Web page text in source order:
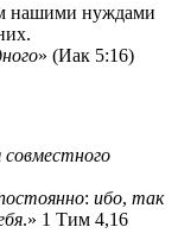
нашими нуждами
» (Иак 5:16)
совместного
: ибо, так
.» 1 Тим 4,16